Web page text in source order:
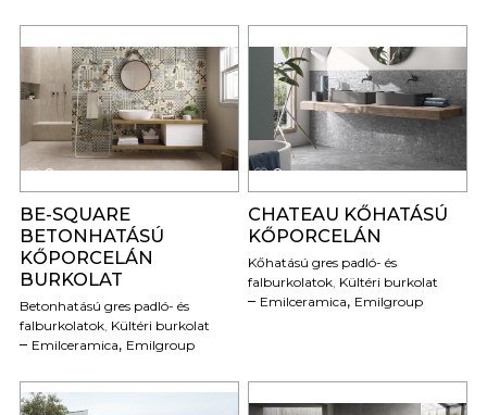
0
BE-SQUARE
BETONHATÁSÚ
KŐPORCELÁN
BURKOLAT
Betonhatású gres padló- és
falburkolatok, Kültéri burkolat
Emilceramica, Emilgroup
0
CHATEAU KŐHATÁSÚ
KŐPORCELÁN
Kőhatású gres padló- és
falburkolatok Kültéri burkolat
Emilceramica, Emilgroup